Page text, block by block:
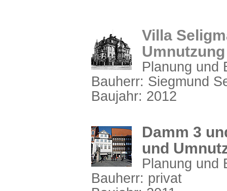
Villa
Umnutzung
Planung und
Bauherr: Siegmund
Baujahr: 2012
Damm 3
und
Planung und
Bauherr: privat